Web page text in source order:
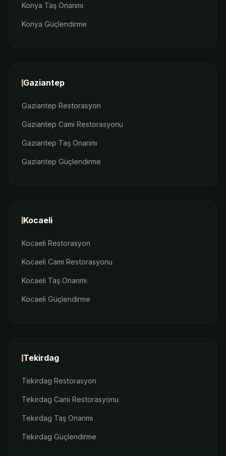
Konya Taş Onarımı
Konya Güçlendirme
Gaziantep
Gaziantep Restorasyon
Gaziantep Cami Restorasyonu
Gaziantep Taş Onarımı
Gaziantep Güçlendirme
Kocaeli
Kocaeli Restorasyon
Kocaeli Cami Restorasyonu
Kocaeli Taş Onarımı
Kocaeli Güçlendirme
Tekirdag
Tekirdag Restorasyon
Tekirdag Cami Restorasyonu
Tekirdag Taş Onarımı
Tekirdag Güçlendirme